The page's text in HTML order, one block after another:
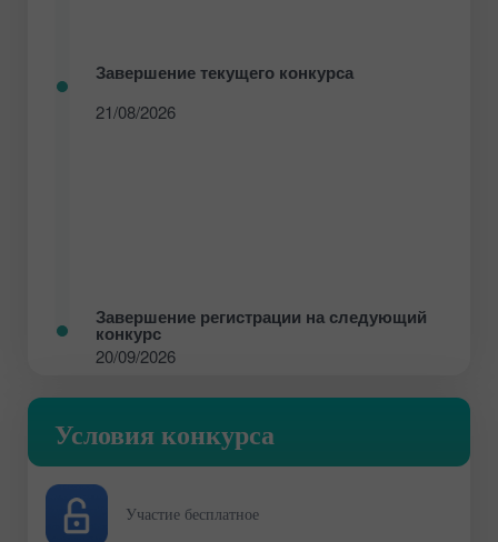
Завершение текущего конкурса
21/08/2026
Завершение регистрации на следующий
конкурс
20/09/2026
Условия конкурса
Участие бесплатное